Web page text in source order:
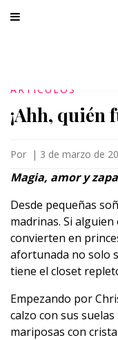
ARTICULOS
¡Ahh, quién
Por | 3 de marzo de
Magia, amor y
Desde pequeñas
madrinas. Si
convierten en
afortunada no solo
tiene el closet
Empezando por
calzo con sus
mariposas con